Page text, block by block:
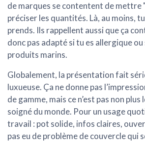
de marques se contentent de mettre
préciser les quantités. Là, au moins,
prends. Ils rappellent aussi que ça
donc pas adapté si tu es allergique
produits marins.
Globalement, la présentation fait
luxueuse. Ça ne donne pas
de gamme, mais ce n’est pas non plus
soigné du monde. Pour un usage
travail : pot solide, infos claires,
pas eu de problème de couvercle qui